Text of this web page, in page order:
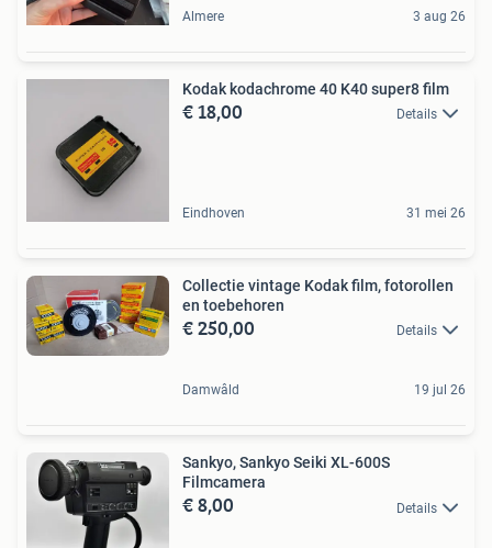
Almere 3 aug 26
Kodak kodachrome 40 K40 super8 film
€ 18,00 Details
Eindhoven 31 mei 26
Collectie vintage Kodak film, fotorollen
en toebehoren
€ 250,00 Details
Damwâld 19 jul 26
Sankyo, Sankyo Seiki XL-600S
Filmcamera
€ 8,00 Details